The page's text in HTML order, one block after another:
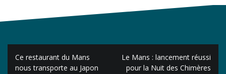
Navigation
de
Ce restaurant du Mans
nous transporte au Japon
Le Mans : lancement réussi
pour la Nuit des Chimères